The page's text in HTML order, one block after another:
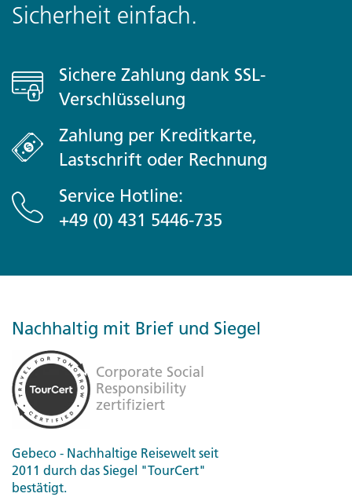
Sicherheit einfach.
Sichere Zahlung dank SSL-
Verschlüsselung
Zahlung per Kreditkarte,
Lastschrift oder Rechnung
Service Hotline:
+49 (0) 431 5446-735
Nachhaltig mit Brief und Siegel
Gebeco - Nachhaltige Reisewelt seit
2011 durch das Siegel "TourCert"
bestätigt.